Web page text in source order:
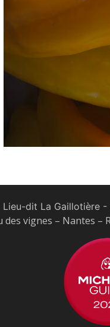
dit La Gaillotière
vignes – Nantes –